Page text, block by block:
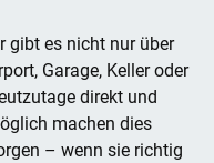
gibt es nicht nur über
Garage, Keller oder
direkt und
machen dies
– wenn sie richtig